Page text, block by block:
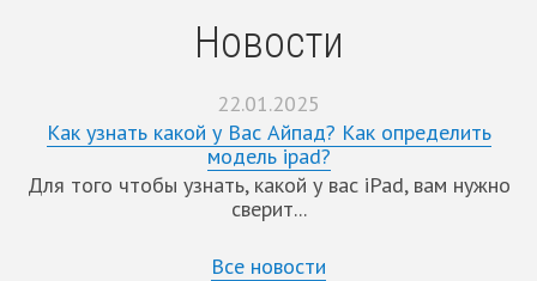
Новости
22.01.2025
Как узнать какой у Вас Айпад? Как определить
модель ipad?
Для того чтобы узнать, какой у вас iPad, вам нужно
сверит...
Все новости